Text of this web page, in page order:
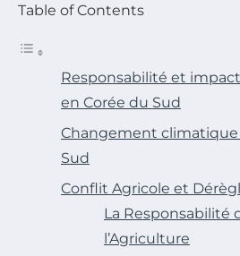
Table of Contents
Responsabilité et
en Corée du Sud
Changement climatique
Sud
Conflit Agricole et
La Responsabilité
l’Agriculture